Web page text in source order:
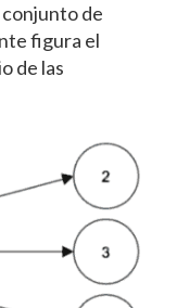
de
figura el
de las